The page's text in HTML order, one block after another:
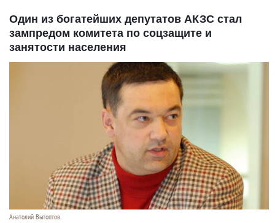
Один из богатейших депутатов АКЗС стал
зампредом комитета по соцзащите и
занятости населения
Анатолий Вытоптов.